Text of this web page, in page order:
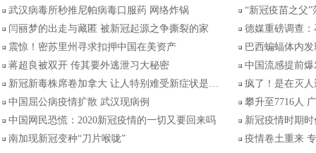
武汉病毒所秒推尼帕病毒口服药 网络炸锅
“新冠疫苗之父
闫丽梦的出走与藏匿 被新冠起源之争撕裂的家
德媒重磅调查
震惊！密苏里州寻求扣押中国在美资产
巴西蝙蝠体内
蒋超良被双开 传其要外逃泄习大秘密
中国流感提前
新冠新毒株席卷加拿大 让人特别难受新症状是…
疯了！是在灭
中国屈公病疫情扩散 武汉现病例
攀升至7716人
中国网民恐慌：2020新冠疫情的一切又要回来吗
新冠疫情时期
南加现新冠变种“刀片喉咙”
疫情卷土重来